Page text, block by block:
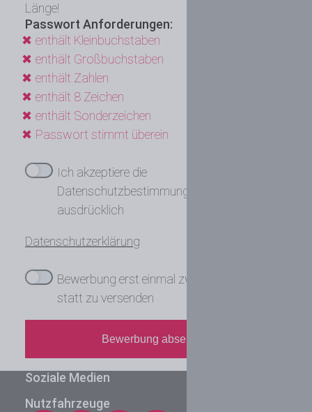
Länge!
Passwort Anforderungen:
enthält Kleinbuchstaben
enthält Großbuchstaben
enthält Zahlen
enthält 8 Zeichen
enthält Sonderzeichen
Passwort stimmt überein
Ich akzeptiere die
Datenschutzbestimmungen hiermit
ausdrücklich
Datenschutzerklärung
Bewerbung erst einmal zwischenspeichern
statt zu versenden
Bewerbung absenden
Soziale Medien
Nutzfahrzeuge